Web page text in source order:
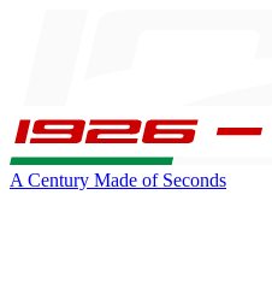
A Century Made of Seconds